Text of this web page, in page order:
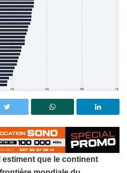
estiment que le continent